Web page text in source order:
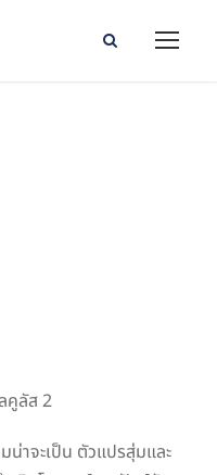
คูลัส 2
าจะเป็น ตัวแปรสุ่มและ